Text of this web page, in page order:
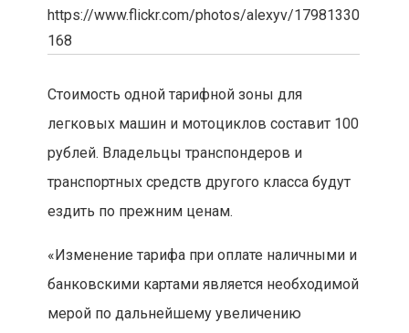
https://www.flickr.com/photos/alexyv/17981330
168
Стоимость одной тарифной зоны для
легковых машин и мотоциклов составит 100
рублей. Владельцы транспондеров и
транспортных средств другого класса будут
ездить по прежним ценам.
«Изменение тарифа при оплате наличными и
банковскими картами является необходимой
мерой по дальнейшему увеличению